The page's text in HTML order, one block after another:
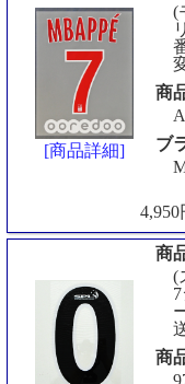
[商品詳細]
(
商
ブ
商
(
商